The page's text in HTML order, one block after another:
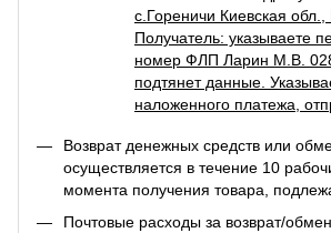
с.Гореничи Киевская
Получатель: указываете
номер ФЛП Ларин М.В.
подтянет данные.
наложенного платежа,
Возврат денежных средств или
осуществляется в течение 10
момента получения товара,
Почтовые расходы за возврат/